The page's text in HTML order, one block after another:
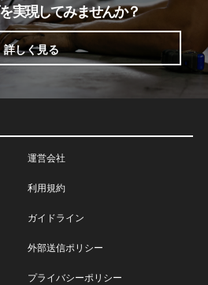
実現してみませんか？
詳しく見る
運営会社
利用規約
ガイドライン
外部送信ポリシー
プライバシーポリシー